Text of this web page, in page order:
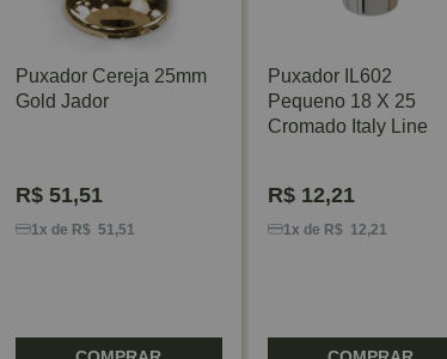
Puxador Cereja 25mm
Gold Jador
R$51,51
1x de R$ 51,51
Puxador IL602
Pequeno 18 X 25
Cromado Italy Line
R$12,21
1x de R$ 12,21